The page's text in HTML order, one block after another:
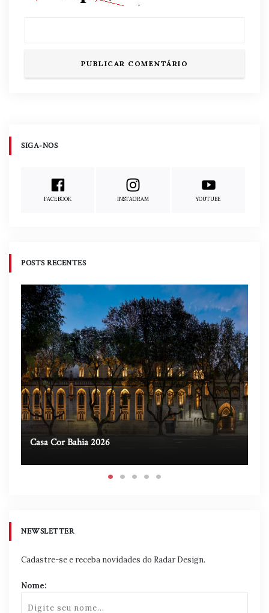
SIGA-NOS
FACEBOOK INSTAGRAM YOUTUBE
POSTS RECENTES
Casa Cor Bahia 2026
NEWSLETTER
Cadastre-se e receba novidades do Radar Design.
Nome: